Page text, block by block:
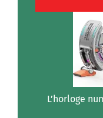
L’horloge